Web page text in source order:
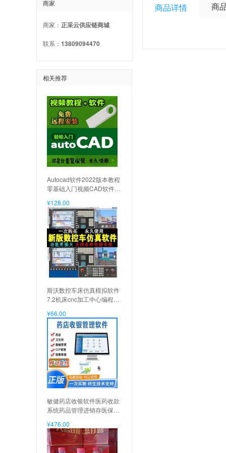
商家
商家： 正采云供应链商城
联系： 13809094470
相关推荐
Autocad软件2022版本教程
零基础入门视频CAD软件教
体素材 2022cad软件和教程
不含书, 2022cad+书教程
¥128.00
斯沃数控车床仿真模拟软件
7.2机床cnc加工中心编程铣
件, 斯沃【v7.2】电脑软件
¥66.00
敏健药店收银软件医药收款
系统药品管理进销存医保药
版软件V5(不含电脑), 医药
基础版软件V5(不含电脑)
¥476.00
商品详情 商